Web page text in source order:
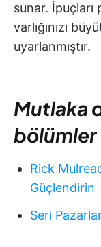
sunar.
varlığınızı
uyarlanmıştır.
Mutlaka
bölümler
Rick
Güçlendirin
Seri